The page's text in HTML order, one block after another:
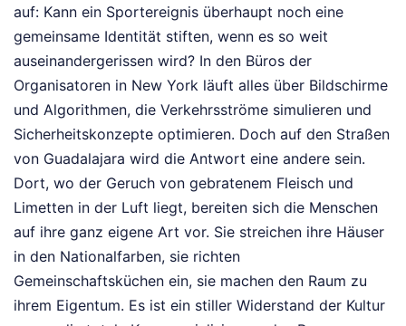
auf: Kann ein Sportereignis überhaupt noch eine
gemeinsame Identität stiften, wenn es so weit
auseinandergerissen wird? In den Büros der
Organisatoren in New York läuft alles über Bildschirme
und Algorithmen, die Verkehrsströme simulieren und
Sicherheitskonzepte optimieren. Doch auf den Straßen
von Guadalajara wird die Antwort eine andere sein.
Dort, wo der Geruch von gebratenem Fleisch und
Limetten in der Luft liegt, bereiten sich die Menschen
auf ihre ganz eigene Art vor. Sie streichen ihre Häuser
in den Nationalfarben, sie richten
Gemeinschaftsküchen ein, sie machen den Raum zu
ihrem Eigentum. Es ist ein stiller Widerstand der Kultur